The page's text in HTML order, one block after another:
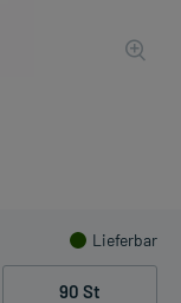
Lieferbar
90 St